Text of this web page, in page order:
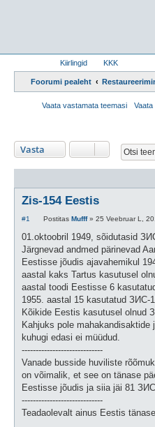
Kiirlingid KKK
Foorumi pealeht
Vaata vastamata teemasi
Vasta
Zis-154 Eestis
#1
P
s
i
t
s
Postitas Mufff» 25 Veebruar L,
01.oktoobril 1949, sõidutasid
Järgnevad andmed pärinevad
Eestisse jõudis ajavahemikul
aastal kaks Tartus kasutusel
aastal toodi Eestisse 6
1955. aastal 15 kasutatud ЗИС-
Kõikide Eestis kasutusel olnud
Kahjuks pole
kuhugi edasi ei müüdud.
-----------------------------
Vanade busside huviliste
on võimalik, et see on tänase
Eestisse jõudis ja siia jäi 81
-----------------------------
Teadaolevalt ainus Eestis